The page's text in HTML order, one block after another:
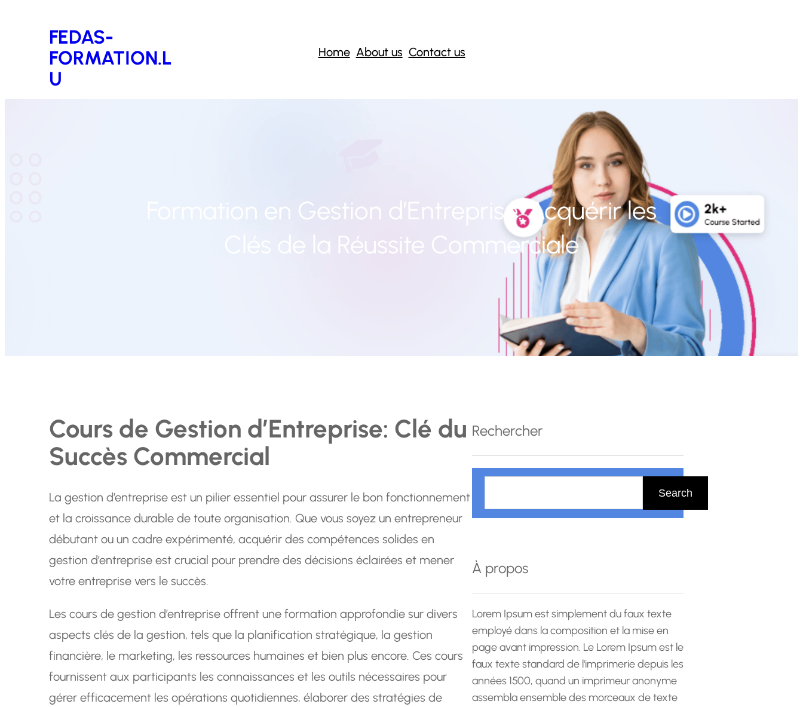
FEDAS-
FORMATION.L
U
Home About us Contact us
Formation en Gestion d’Entreprise: Acquérir les
Clés de la Réussite Commerciale
Cours de Gestion d’Entreprise: Clé du
Succès Commercial
La gestion d’entreprise est un pilier essentiel pour assurer le bon fonctionnement
et la croissance durable de toute organisation. Que vous soyez un entrepreneur
débutant ou un cadre expérimenté, acquérir des compétences solides en
gestion d’entreprise est crucial pour prendre des décisions éclairées et mener
votre entreprise vers le succès.
Les cours de gestion d’entreprise offrent une formation approfondie sur divers
aspects clés de la gestion, tels que la planification stratégique, la gestion
financière, le marketing, les ressources humaines et bien plus encore. Ces cours
fournissent aux participants les connaissances et les outils nécessaires pour
gérer efficacement les opérations quotidiennes, élaborer des stratégies de
Rechercher
r
c
h
e
Search
À propos
Lorem Ipsum est simplement du faux texte
employé dans la composition et la mise en
page avant impression. Le Lorem Ipsum est le
faux texte standard de l'imprimerie depuis les
années 1500, quand un imprimeur anonyme
assembla ensemble des morceaux de texte